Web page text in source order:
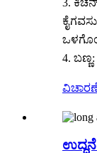
3.
4.